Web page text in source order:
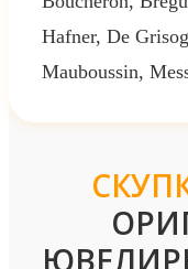
Hafner, De
Mauboussin,